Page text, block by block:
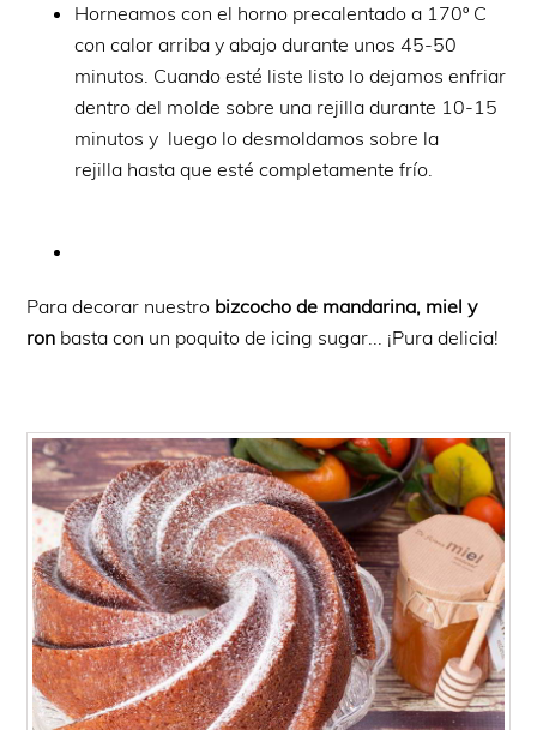
Horneamos con el horno precalentado a 170º C
con calor arriba y abajo durante unos 45-50
minutos. Cuando esté liste listo lo dejamos enfriar
dentro del molde sobre una rejilla durante 10-15
minutos y luego lo desmoldamos sobre la
rejilla hasta que esté completamente frío.
Para decorar nuestro bizcocho de mandarina, miel y
ron basta con un poquito de icing sugar... ¡Pura delicia!